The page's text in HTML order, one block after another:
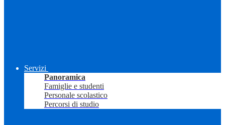
Servizi
Panoramica
Famiglie e studenti
Personale scolastico
Percorsi di studio